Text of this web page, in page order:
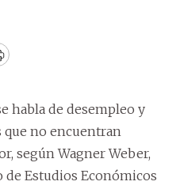
habla de desempleo y
que no encuentran
según Wagner Weber,
Estudios Económicos